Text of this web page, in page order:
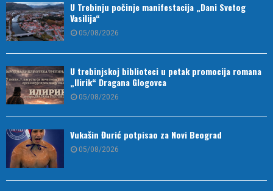
U Trebinju počinje manifestacija „Dani Svetog
Vasilija“
05/08/2026
U trebinjskoj biblioteci u petak promocija romana
„Ilirik“ Dragana Glogovca
05/08/2026
Vukašin Đurić potpisao za Novi Beograd
05/08/2026